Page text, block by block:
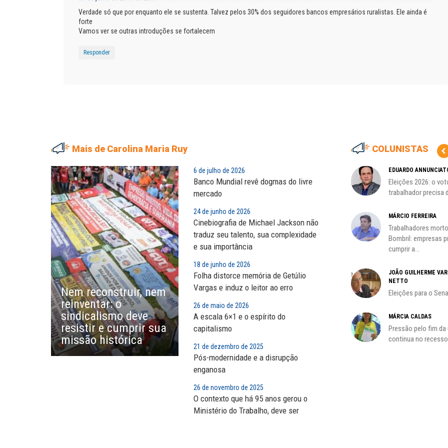
Verdade só que por enquanto ele se sustenta. Talvez pelos 30% dos seguidores bancos empresários ruralistas. Ele ainda é
forte
Vamos ver se outras introduções se fortalecem
Responder
Mais de Carolina Maria Ruy
Nem reconstruir, nem
reinventar: o
sindicalismo deve
resistir e cumprir sua
missão histórica
6 de julho de 2026
Banco Mundial revê dogmas do livre
mercado
24 de junho de 2026
Cinebiografia de Michael Jackson não
traduz seu talento, sua complexidade
e sua importância
18 de junho de 2026
Folha distorce memória de Getúlio
Vargas e induz o leitor ao erro
26 de maio de 2026
A escala 6×1 e o espírito do
capitalismo
21 de dezembro de 2025
Pós-modernidade e a disrupção
enganosa
26 de novembro de 2025
O contexto que há 95 anos gerou o
Ministério do Trabalho, deve ser
COLUNISTAS
EDUARDO ANNUNCIATO CHICÃO
Sem salário digno e proteção
social, não existe...
EUSÉBIO PINTO NETO
A fortaleza do sindicato
MARCOS VERLAINE
Nem reconstruir, nem
reinventar, o sindicalismo
precisa voltar...
SERGIO LUIZ LEITE (SERGINHO)
Saúde mental:
responsabilidade de todos
A luta continua: agora o foco é
O resgate do nosso Estado
Nacional; por Carlos...
A geopolítica nas eleições de
outubro; por Adilson...
EDUARDO
Eleições 2026: o
trabalhador precisa
MÁRCIO FERREIRA
Trabalhadores
Bombril: empresas
cumprir a...
JOÃO GUILHERME
NETTO
Eleições para o
MÁRCIA CALDAS
Pressão pelo fim da
continua no recesso...